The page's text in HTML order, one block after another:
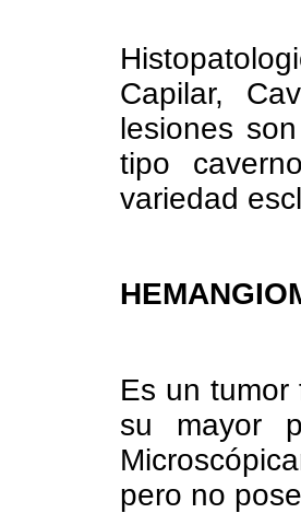
Capilar,
lesiones
tipo
variedad
Es un
su mayor
pero no